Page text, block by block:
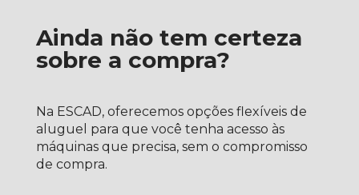
Ainda não tem certeza
sobre a compra?
Na ESCAD, oferecemos opções flexíveis de
aluguel para que você tenha acesso às
máquinas que precisa, sem o compromisso
de compra.